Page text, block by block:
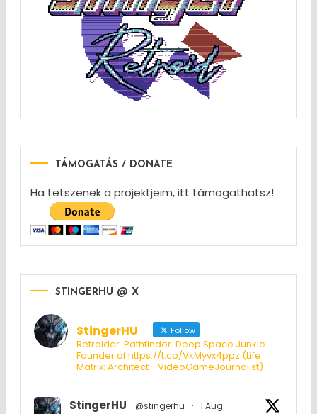
TÁMOGATÁS / DONATE
Ha tetszenek a projektjeim, itt támogathatsz!
STINGERHU @ X
StingerHU Follow
Retroider. Pathfinder. Deep Space Junkie.
Founder of https://t.co/VkMyvx4ppz (Life
Matrix: Architect - VideoGameJournalist)
StingerHU @stingerhu · 1 Aug